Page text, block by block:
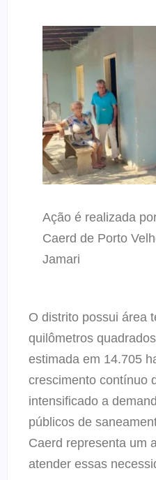
Ação é realizada
Caerd de Porto
Jamari
O distrito possui área
quilômetros
estimada em 14.705
crescimento contínuo
intensificado a
públicos de
Caerd representa um
atender essas